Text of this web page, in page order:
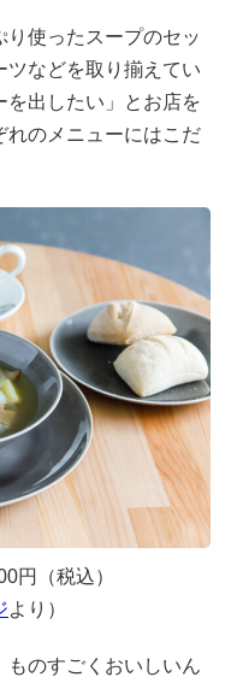
り使ったスープのセッ
ツなどを取り揃えてい
を出したい」とお店を
れのメニューにはこだ
円（税込）
より）
ものすごくおいしいん